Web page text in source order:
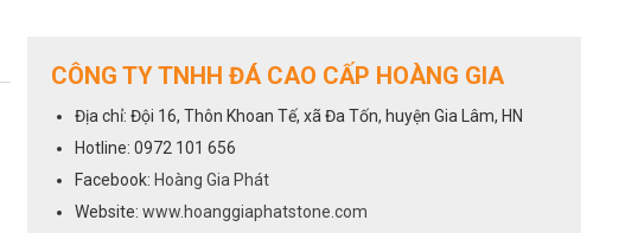
CÔNG TY TNHH ĐÁ CAO CẤP HOÀNG GIA
Địa chỉ: Đội 16, Thôn Khoan Tế, xã Đa Tốn, huyện Gia Lâm, HN
Hotline: 0972 101 656
Facebook: Hoàng Gia Phát
Website: www.hoanggiaphatstone.com